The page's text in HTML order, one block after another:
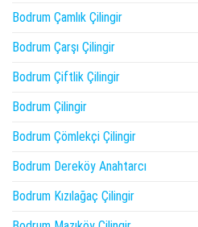
Bodrum Çamlık Çilingir
Bodrum Çarşı Çilingir
Bodrum Çiftlik Çilingir
Bodrum Çilingir
Bodrum Çömlekçi Çilingir
Bodrum Dereköy Anahtarcı
Bodrum Kızılağaç Çilingir